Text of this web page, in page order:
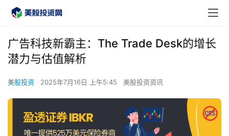
广告科技新霸主：The Trade Desk的增长
潜力与估值解析
美股投资 2025年7月16日 上午5:45 美股投资资讯